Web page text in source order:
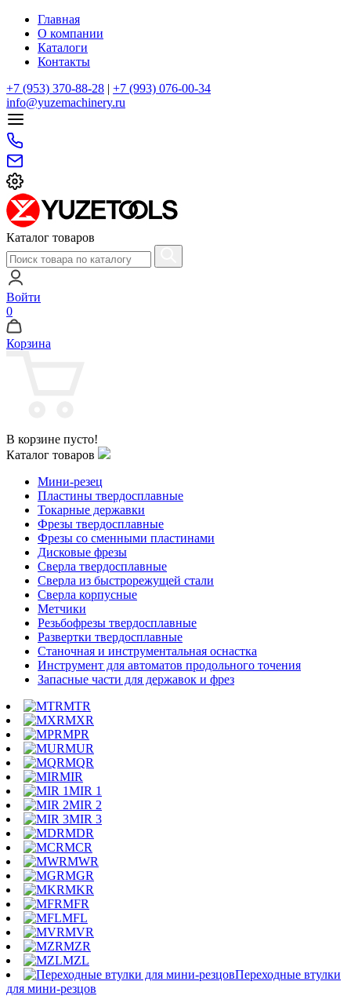
Главная
О компании
Каталоги
Контакты
+7 (953) 370-88-28 | +7 (993) 076-00-34
info@yuzemachinery.ru
Каталог товаров
Войти
0
Корзина
В корзине пусто!
Каталог товаров
Мини-резец
Пластины твердосплавные
Токарные державки
Фрезы твердосплавные
Фрезы со сменными пластинами
Дисковые фрезы
Сверла твердосплавные
Сверла из быстрорежущей стали
Сверла корпусные
Метчики
Резьбофрезы твердосплавные
Развертки твердосплавные
Станочная и инструментальная оснастка
Инструмент для автоматов продольного точения
Запасные части для державок и фрез
MTR
MXR
MPR
MUR
MQR
MIR
MIR 1
MIR 2
MIR 3
MDR
MCR
MWR
MGR
MKR
MFR
MFL
MVR
MZR
MZL
Переходные втулки
для мини-резцов